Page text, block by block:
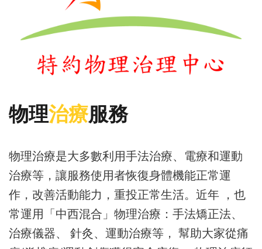
物理治療服務
物理治療是大多數利用手法治療、電療和運動
治療等，讓服務使用者恢復身體機能正常運
作，改善活動能力，重投正常生活。近年 ，也
常運用「中西混合」物理治療：手法矯正法、
治療儀器、 針灸、運動治療等， 幫助大家從痛